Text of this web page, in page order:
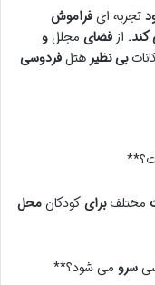
تجربه ایفراموش
ازفضای مجللو
بی نظیرهتلفردوسی
مختلفبرایکودکانمحل
سرو می شود؟**